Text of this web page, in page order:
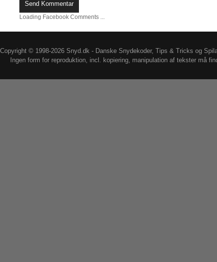
Loading Facebook Comments ...
Copyright © 1998-2026 Snyd.dk - Danske Snydekoder, Tips & Tricks og
Ingen form for reproduktion, incl. kopiering, manipulation af tekster må